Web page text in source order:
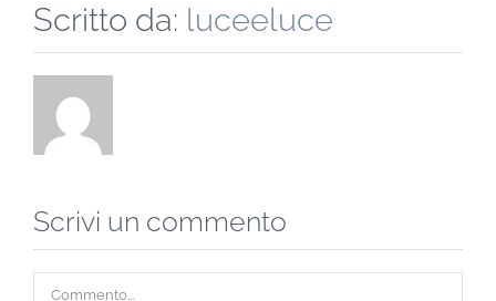
Scritto da: luceeluce
Scrivi un commento
Commento